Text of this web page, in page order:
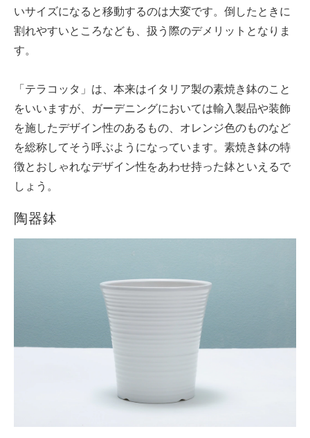
いサイズになると移動するのは大変です。倒したときに
割れやすいところなども、扱う際のデメリットとなりま
す。
「テラコッタ」は、本来はイタリア製の素焼き鉢のこと
をいいますが、ガーデニングにおいては輸入製品や装飾
を施したデザイン性のあるもの、オレンジ色のものなど
を総称してそう呼ぶようになっています。素焼き鉢の特
徴とおしゃれなデザイン性をあわせ持った鉢といえるで
しょう。
陶器鉢